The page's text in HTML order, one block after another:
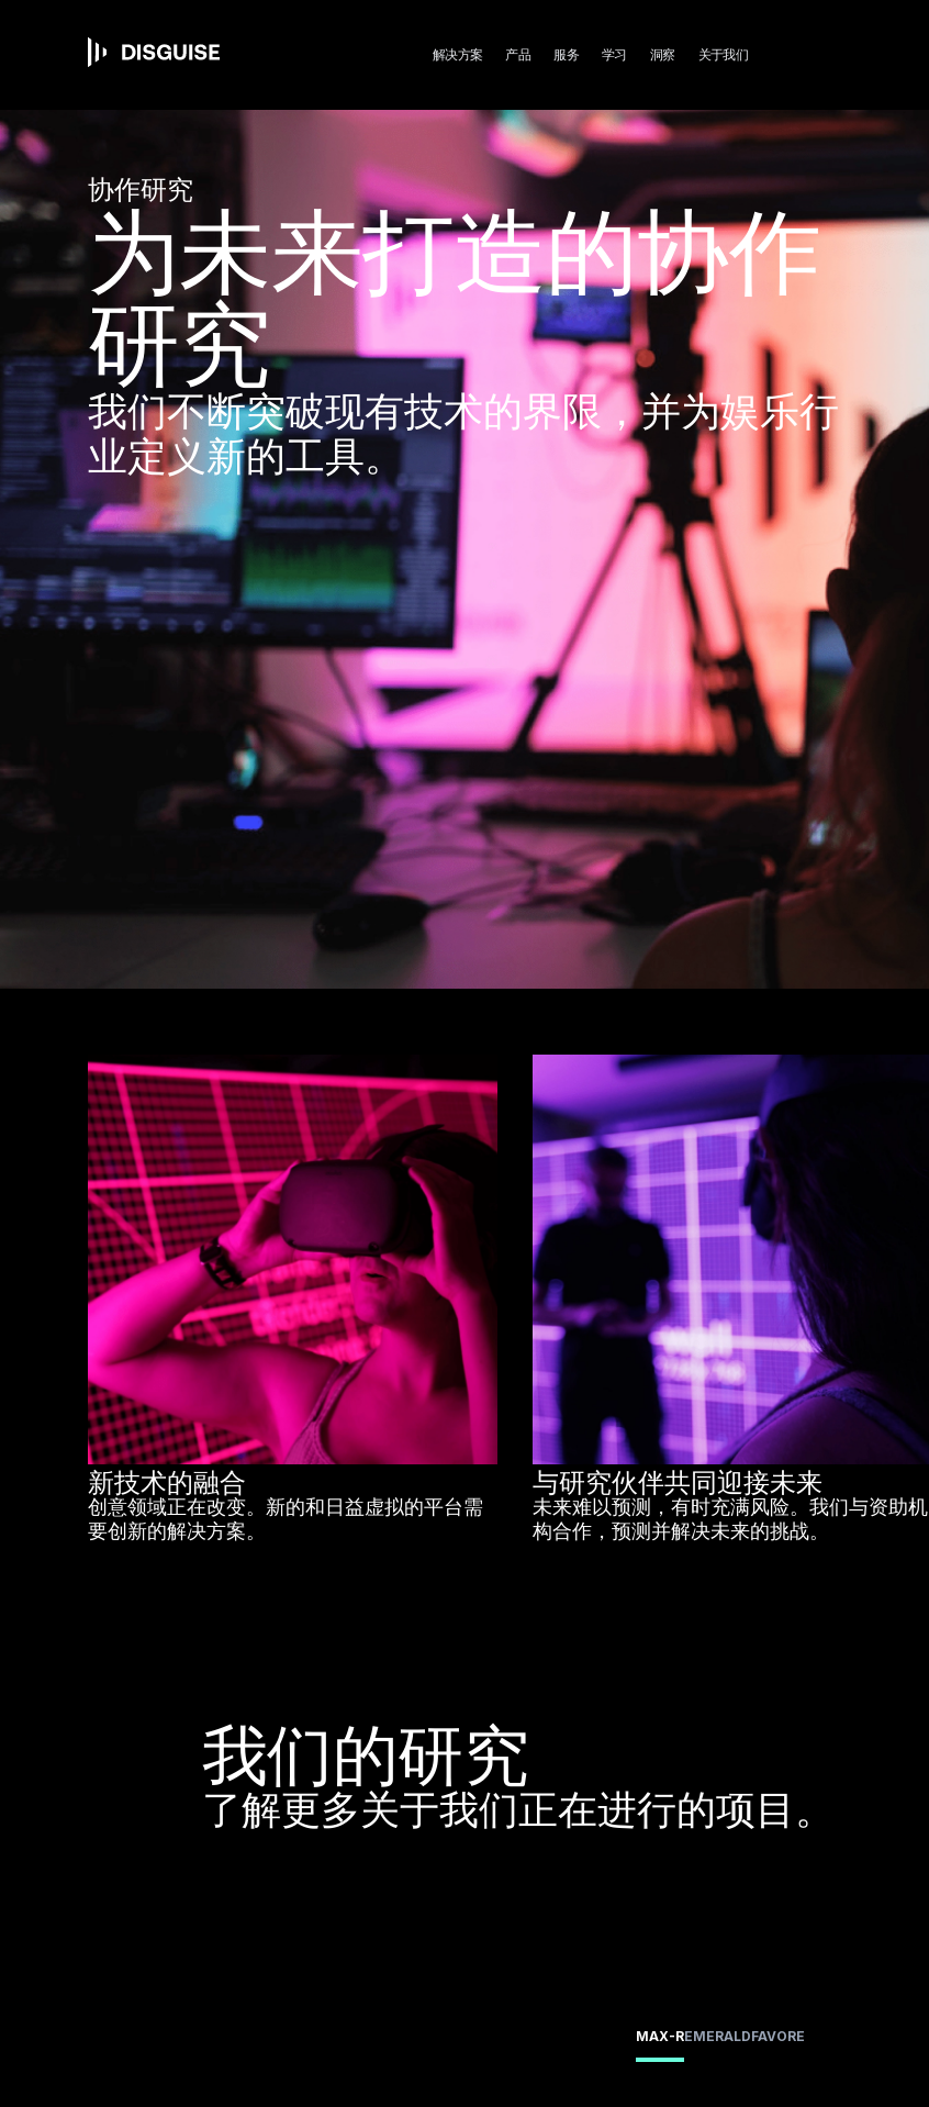
内
容
Main
navigation
解决方案 产品 服务 学习 洞察 关于我们
协作研究
为未来打造的协作
研究
我们不断突破现有技术的界限，并为娱乐行
业定义新的工具。
新技术的融合
创意领域正在改变。新的和日益虚拟的平台需
要创新的解决方案。
与研究伙伴共同迎接未来
未来难以预测，有时充满风险。我们与资助机
构合作，预测并解决未来的挑战。
我们的研究
了解更多关于我们正在进行的项目。
MAX-REMERALDFAVORE